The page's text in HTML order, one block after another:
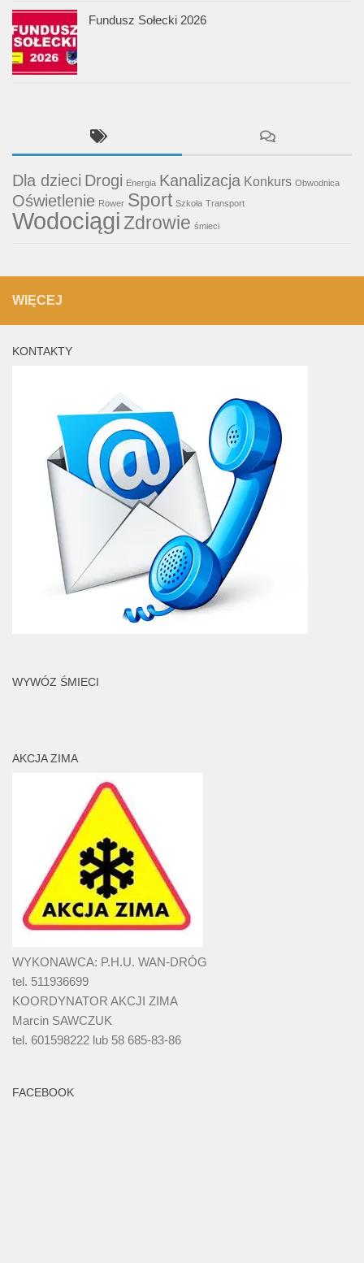
Fundusz Sołecki 2026
Dla dzieci Drogi Energia Kanalizacja Konkurs Obwodnica
Oświetlenie Rower Sport Szkoła Transport
WodociągiZdrowie śmieci
WIĘCEJ
KONTAKTY
WYWÓZ ŚMIECI
AKCJA ZIMA
WYKONAWCA: P.H.U. WAN-DRÓG
tel. 511936699
KOORDYNATOR AKCJI ZIMA
Marcin SAWCZUK
tel. 601598222 lub 58 685-83-86
FACEBOOK